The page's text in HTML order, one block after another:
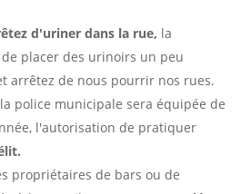
d'uriner dans la rue, la
placer des urinoirs un peu
arrêtez de nous pourrir nos rues.
police municipale sera équipée de
l'autorisation de pratiquer
propriétaires de bars ou de